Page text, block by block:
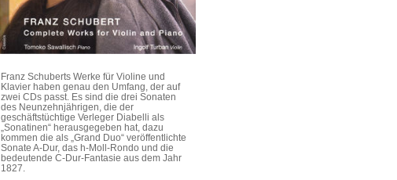
Franz Schuberts Werke für Violine und
Klavier haben genau den Umfang, der auf
zwei CDs passt. Es sind die drei Sonaten
des Neunzehnjährigen, die der
geschäftstüchtige Verleger Diabelli als
„Sonatinen“ herausgegeben hat, dazu
kommen die als „Grand Duo“ veröffentlichte
Sonate A-Dur, das h-Moll-Rondo und die
bedeutende C-Dur-Fantasie aus dem Jahr
1827.